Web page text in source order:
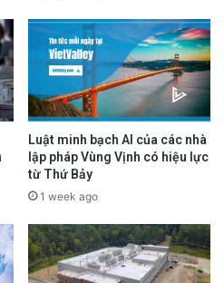
Luật minh bạch AI của các nhà
lập pháp Vùng Vịnh có hiệu lực
từ Thứ Bảy
1 week ago